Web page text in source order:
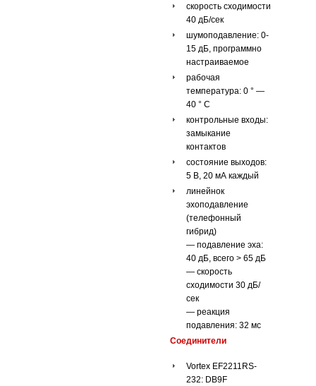
скорость сходимости
40 дБ/сек
шумоподавление: 0-
15 дБ, программно
настраиваемое
рабочая
температура: 0 ° —
40 ° C
контрольные входы:
замыкание
контактов
состояние выходов:
5 В, 20 мА каждый
линейнок
эхоподавление
(телефонный
гибрид)
— подавление эха:
40 дБ, всего > 65 дБ
— скорость
сходимости 30 дБ/
сек
— реакция
подавления: 32 мс
Соединители
Vortex EF2211 RS-
232: DB9F